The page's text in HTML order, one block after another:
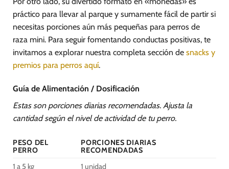
práctico para llevar al parque y sumamente fácil de partir si
necesitas porciones aún más pequeñas para perros de
raza mini. Para seguir fomentando conductas positivas, te
invitamos a explorar nuestra completa sección de snacks y
premios para perros aquí.
Guía de Alimentación / Dosificación
Estas son porciones diarias recomendadas. Ajusta la
cantidad según el nivel de actividad de tu perro.
PESO DEL
PERRO
PORCIONES DIARIAS
RECOMENDADAS
1 a 5 kg
1 unidad